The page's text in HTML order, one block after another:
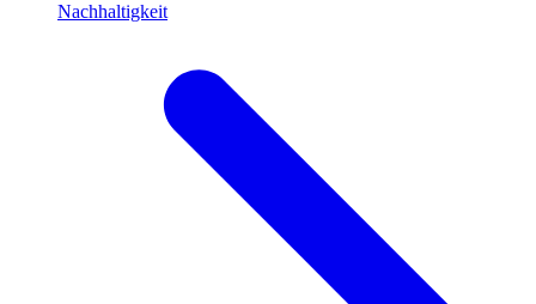
Nachhaltigkeit